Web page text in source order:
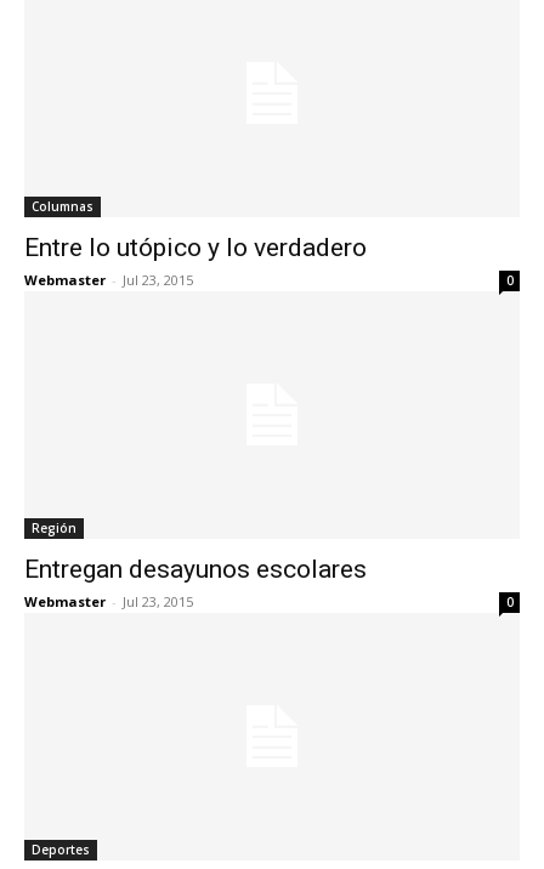
Columnas
Entre lo utópico y lo verdadero
Webmaster - Jul 23, 2015 0
Región
Entregan desayunos escolares
Webmaster - Jul 23, 2015 0
Deportes